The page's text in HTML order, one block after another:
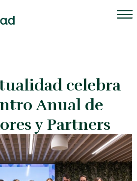
celebra
Anual de
y Partners